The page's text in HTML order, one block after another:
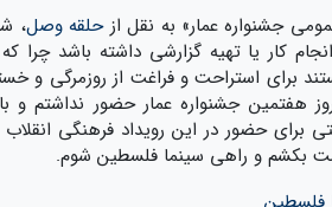
جشنواره عمار» به نقل ازحلقه وصل،
کار یا تهیه گزارشی داشته باشد
برای استراحت و فراغت از روزمرگی و
هفتمین جشنواره عمار حضور نداشتم
برای حضور در این رویداد فرهنگی انقلاب
بکشم و راهی سینما فلسطین شوم.